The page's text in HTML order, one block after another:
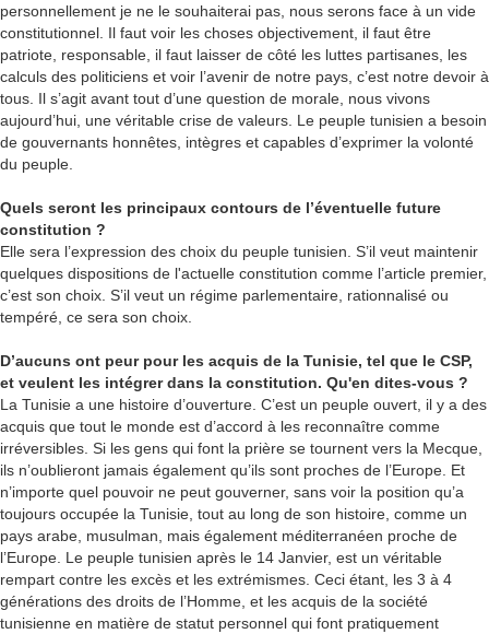
personnellement je ne le souhaiterai pas, nous serons face à un vide
constitutionnel. Il faut voir les choses objectivement, il faut être
patriote, responsable, il faut laisser de côté les luttes partisanes, les
calculs des politiciens et voir l’avenir de notre pays, c’est notre devoir à
tous. Il s’agit avant tout d’une question de morale, nous vivons
aujourd’hui, une véritable crise de valeurs. Le peuple tunisien a besoin
de gouvernants honnêtes, intègres et capables d’exprimer la volonté
du peuple.
Quels seront les principaux contours de l’éventuelle future
constitution ?
Elle sera l’expression des choix du peuple tunisien. S’il veut maintenir
quelques dispositions de l'actuelle constitution comme l’article premier,
c’est son choix. S’il veut un régime parlementaire, rationnalisé ou
tempéré, ce sera son choix.
D’aucuns ont peur pour les acquis de la Tunisie, tel que le CSP,
et veulent les intégrer dans la constitution. Qu'en dites-vous ?
La Tunisie a une histoire d’ouverture. C’est un peuple ouvert, il y a des
acquis que tout le monde est d’accord à les reconnaître comme
irréversibles. Si les gens qui font la prière se tournent vers la Mecque,
ils n’oublieront jamais également qu’ils sont proches de l’Europe. Et
n’importe quel pouvoir ne peut gouverner, sans voir la position qu’a
toujours occupée la Tunisie, tout au long de son histoire, comme un
pays arabe, musulman, mais également méditerranéen proche de
l’Europe. Le peuple tunisien après le 14 Janvier, est un véritable
rempart contre les excès et les extrémismes. Ceci étant, les 3 à 4
générations des droits de l’Homme, et les acquis de la société
tunisienne en matière de statut personnel qui font pratiquement